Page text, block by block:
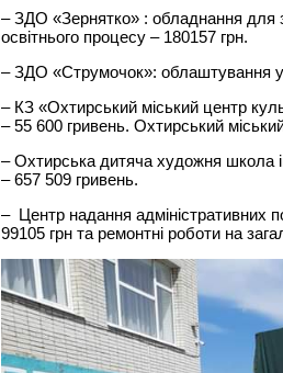
– ЗДО «Зернятко» : обладнання для
освітнього процесу – 180157 грн.
– ЗДО «Струмочок»: облаштування
– КЗ «Охтирський міський центр
– 55 600 гривень. Охтирський
– Охтирська дитяча художня школа
– 657 509 гривень.
– Центр надання адміністративних
99105 грн та ремонтні роботи на